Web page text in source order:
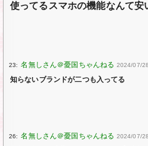
使ってるスマホの機能なんて
23: 2024/07/
知らないブランドが二つも入ってる
26: 2024/07/